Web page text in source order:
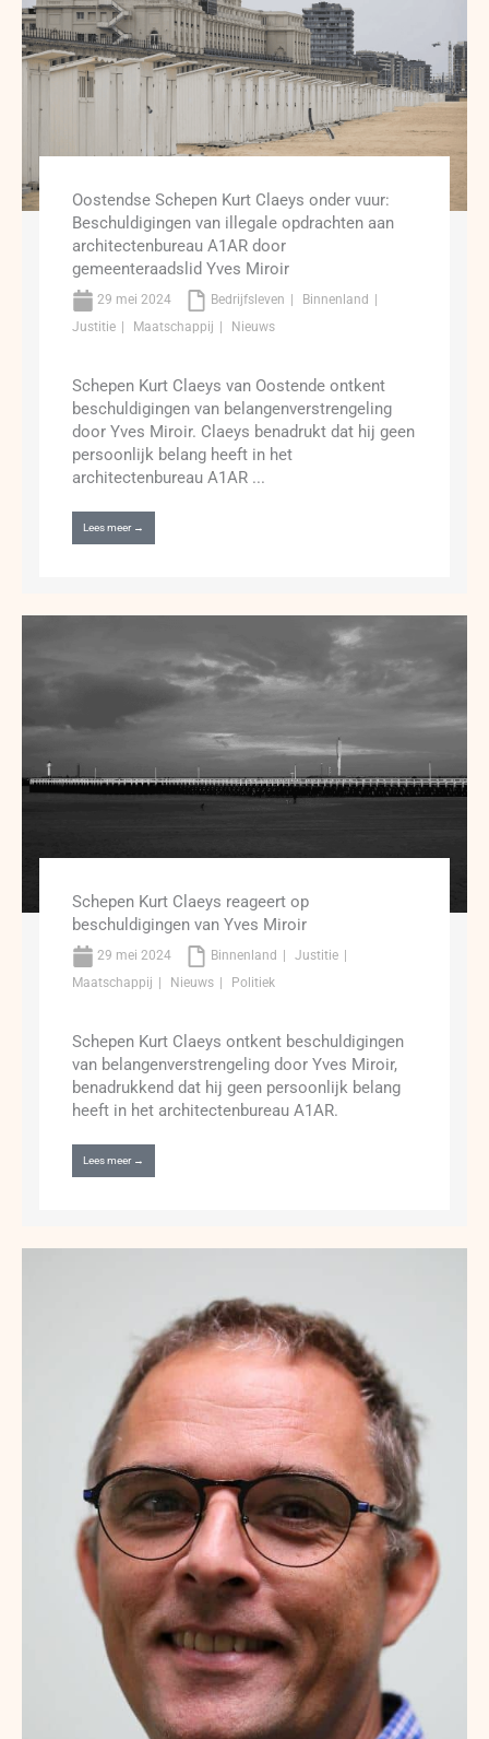
Oostendse Schepen Kurt Claeys onder vuur:
Beschuldigingen van illegale opdrachten aan
architectenbureau A1AR door
gemeenteraadslid Yves Miroir
29 mei 2024 Bedrijfsleven
Binnenland
Justitie
Maatschappij Nieuws
Schepen Kurt Claeys van Oostende ontkent
beschuldigingen van belangenverstrengeling
door Yves Miroir. Claeys benadrukt dat hij geen
persoonlijk belang heeft in het
architectenbureau A1AR ...
Lees meer →
Schepen Kurt Claeys reageert op
beschuldigingen van Yves Miroir
29 mei 2024 Binnenland
Justitie
Maatschappij
Nieuws Politiek
Schepen Kurt Claeys ontkent beschuldigingen
van belangenverstrengeling door Yves Miroir,
benadrukkend dat hij geen persoonlijk belang
heeft in het architectenbureau A1AR.
Lees meer →